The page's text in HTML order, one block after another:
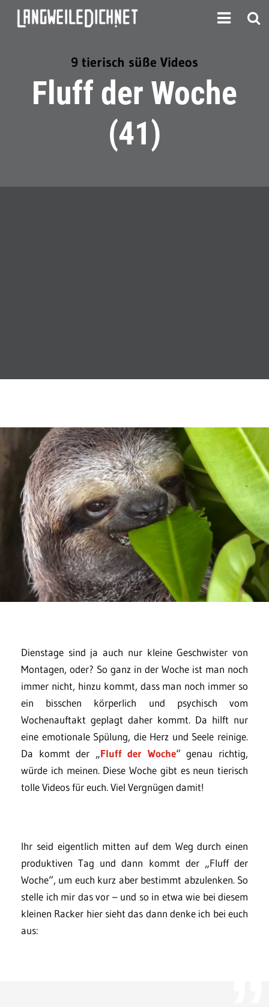
9 tierisch süße Videos
Fluff der Woche
(41)
Dienstage sind ja auch nur kleine Geschwister von
Montagen, oder? So ganz in der Woche ist man noch
immer nicht, hinzu kommt, dass man noch immer so
ein bisschen körperlich und psychisch vom
Wochenauftakt geplagt daher kommt. Da hilft nur
eine emotionale Spülung, die Herz und Seele reinige.
Da kommt der „Fluff der Woche“ genau richtig,
würde ich meinen. Diese Woche gibt es neun tierisch
tolle Videos für euch. Viel Vergnügen damit!
Ihr seid eigentlich mitten auf dem Weg durch einen
produktiven Tag und dann kommt der „Fluff der
Woche“, um euch kurz aber bestimmt abzulenken. So
stelle ich mir das vor – und so in etwa wie bei diesem
kleinen Racker hier sieht das dann denke ich bei euch
aus: